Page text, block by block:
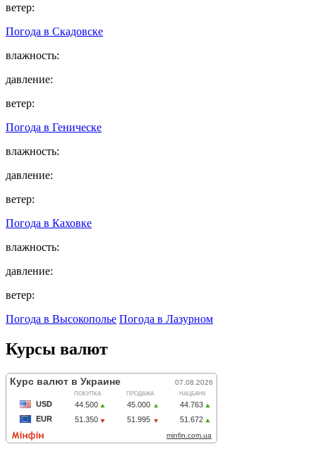
ветер:
Погода в Скадовске
влажность:
давление:
ветер:
Погода в Геническе
влажность:
давление:
ветер:
Погода в Каховке
влажность:
давление:
ветер:
Погода в Высокополье Погода в Лазурном
Курсы валют